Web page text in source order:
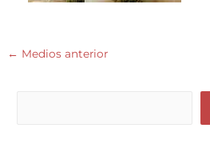
← Medios anterior